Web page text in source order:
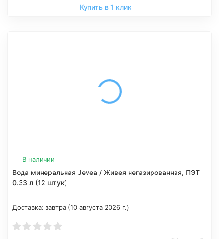
Купить в 1 клик
В наличии
Вода минеральная Jevea / Живея негазированная, ПЭТ
0.33 л (12 штук)
Доставка: завтра (10 августа 2026 г.)